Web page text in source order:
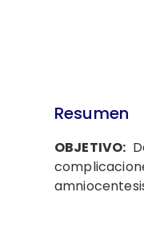
Resumen
OBJETIVO: